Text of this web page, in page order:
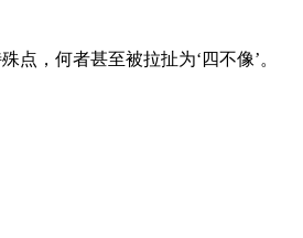
点，何者甚至被拉扯为‘四不像’。